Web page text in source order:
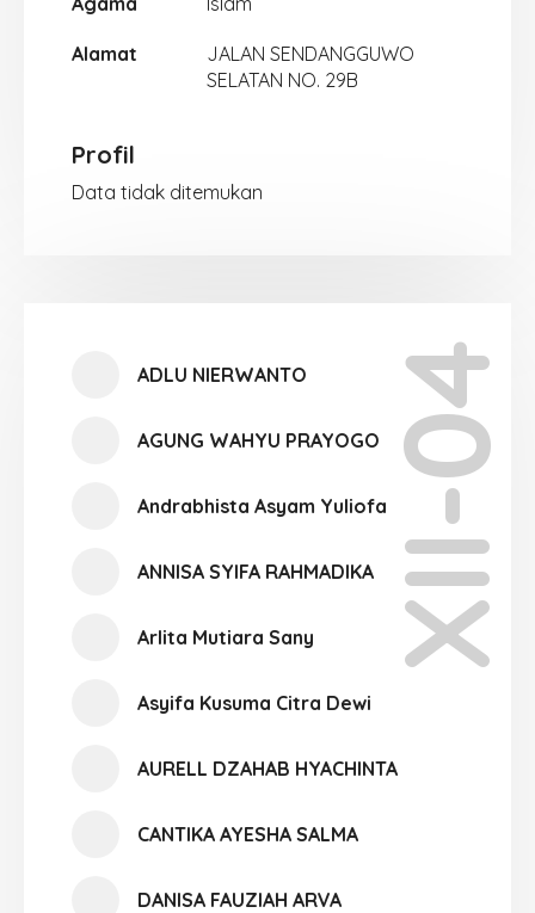
Alamat
JALAN SENDANGGUWO
SELATAN NO. 29B
Profil
Data tidak ditemukan
XII-04
ADLU NIERWANTO
AGUNG WAHYU PRAYOGO
Andrabhista Asyam Yuliofa
ANNISA SYIFA RAHMADIKA
Arlita Mutiara Sany
Asyifa Kusuma Citra Dewi
AURELL DZAHAB HYACHINTA
CANTIKA AYESHA SALMA
DANISA FAUZIAH ARVA